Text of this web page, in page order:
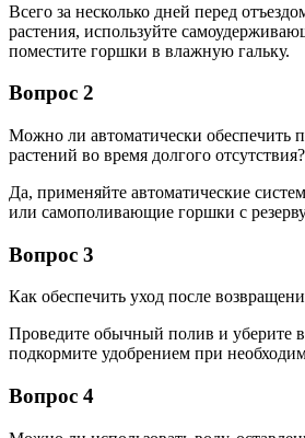
Всего за несколько дней перед
растения, используйте
поместите горшки в влажную гальку.
Вопрос 2
Можно ли автоматически обеспечить
растений во время долгого отсутствия?
Да, применяйте автоматические
или самополивающие горшки с
Вопрос 3
Как обеспечить уход после
Проведите обычный полив и уберите
подкормите удобрением при
Вопрос 4